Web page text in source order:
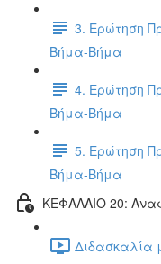
3. Ερώτηση
Βήμα-Βήμα
4. Ερώτηση
Βήμα-Βήμα
5. Ερώτηση
Βήμα-Βήμα
ΚΕΦΑΛΑΙΟ 20:
Διδασκαλία